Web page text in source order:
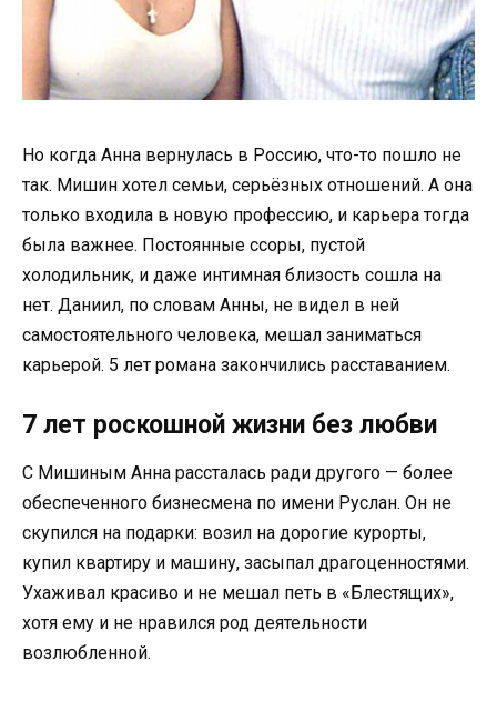
Но когда Анна вернулась в Россию, что-то пошло не
так. Мишин хотел семьи, серьёзных отношений. А она
только входила в новую профессию, и карьера тогда
была важнее. Постоянные ссоры, пустой
холодильник, и даже интимная близость сошла на
нет. Даниил, по словам Анны, не видел в ней
самостоятельного человека, мешал заниматься
карьерой. 5 лет романа закончились расставанием.
7 лет роскошной жизни без любви
С Мишиным Анна рассталась ради другого — более
обеспеченного бизнесмена по имени Руслан. Он не
скупился на подарки: возил на дорогие курорты,
купил квартиру и машину, засыпал драгоценностями.
Ухаживал красиво и не мешал петь в «Блестящих»,
хотя ему и не нравился род деятельности
возлюбленной.